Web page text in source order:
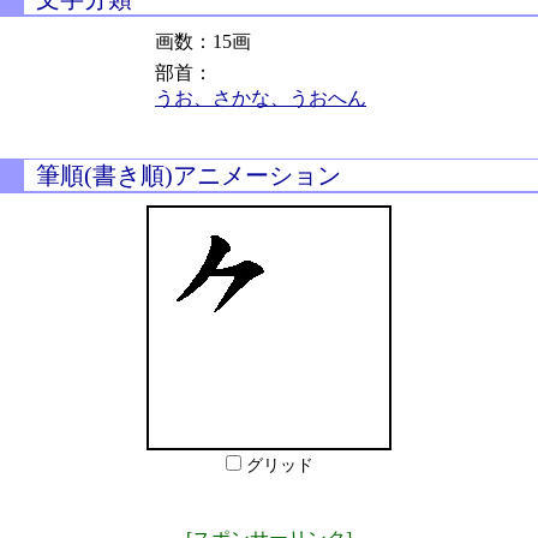
画数：15画
部首：
うお、さかな、うおへん
筆順(書き順)アニメーション
グリッド